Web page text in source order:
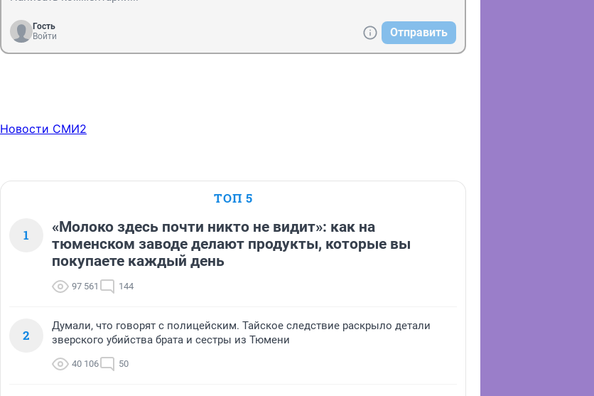
Гость
Войти
Отправить
Новости СМИ2
ТОП 5
1
«Молоко здесь почти никто не видит»: как на
тюменском заводе делают продукты, которые вы
покупаете каждый день
97 561 144
2
Думали, что говорят с полицейским. Тайское следствие раскрыло детали
зверского убийства брата и сестры из Тюмени
40 106 50